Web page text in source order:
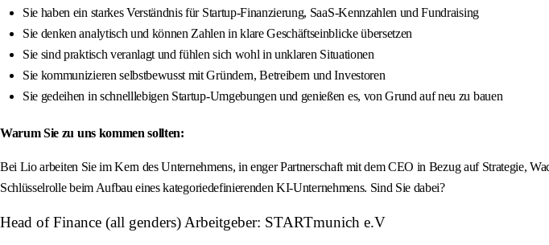
Sie haben ein starkes Verständnis für Startup-Finanzierung, SaaS-Kennzahlen und Fundraising
Sie denken analytisch und können Zahlen in klare Geschäftseinblicke übersetzen
Sie sind praktisch veranlagt und fühlen sich wohl in unklaren Situationen
Sie kommunizieren selbstbewusst mit Gründern, Betreibern und Investoren
Sie gedeihen in schnelllebigen Startup-Umgebungen und genießen es, von Grund auf neu zu bauen
Warum Sie zu uns kommen sollten:
Bei Lio arbeiten Sie im Kern des Unternehmens, in enger Partnerschaft mit dem CEO in Bezug auf Strategie,
Schlüsselrolle beim Aufbau eines kategoriedefinierenden KI-Unternehmens. Sind Sie dabei?
Head of Finance (all genders) Arbeitgeber: STARTmunich e.V